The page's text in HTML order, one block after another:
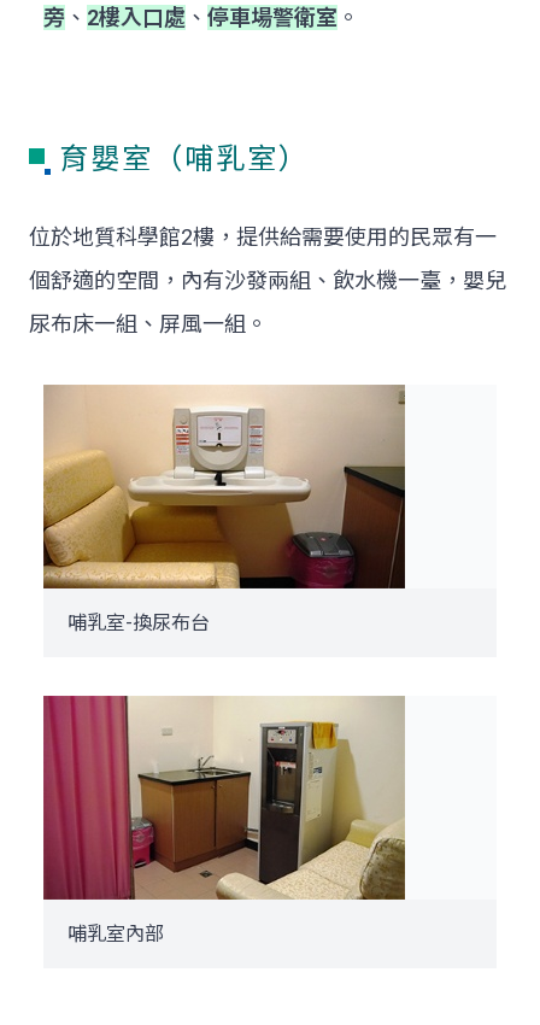
旁 、 2樓入口處 、 停車場警衛室 。
育嬰室（哺乳室）
位於地質科學館2樓，提供給需要使用的民眾有一
個舒適的空間，內有沙發兩組、飲水機一臺，嬰兒
尿布床一組、屏風一組。
哺乳室-換尿布台
哺乳室內部